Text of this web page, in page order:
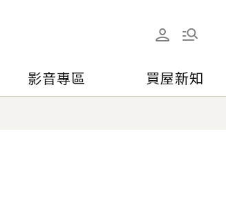
影音專區 買屋新知